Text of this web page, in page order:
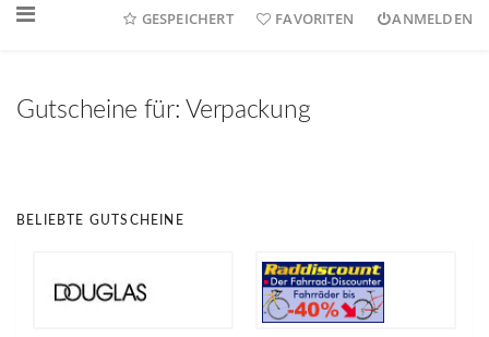
Online-
GESPEICHERT FAVORITEN ANMELDEN
Gutscheine für:Verpackung
BELIEBTE GUTSCHEINE